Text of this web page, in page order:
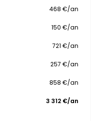
468 €/an
150 €/an
721 €/an
257 €/an
858 €/an
3 312 €/an